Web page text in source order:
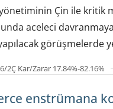
Çin ile
aceleci
2Ç Kar/Zarar 17.84%-82.16%
enstrümana